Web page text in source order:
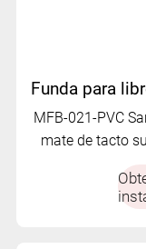
MFB-021-PVC
mate de tacto